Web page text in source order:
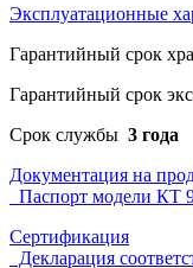
Эксплуатационные
Гарантийный срок
Гарантийный срок
Срок службы 3 года
Документация на
Паспорт модели КТ
Сертификация
Декларация